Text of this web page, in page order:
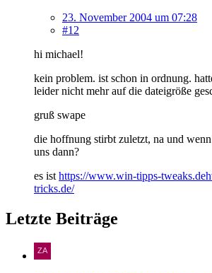
23. November 2004 um 07:28
#12
hi michael!
kein problem. ist schon in ordnung.
leider nicht mehr auf die dateigröße
gruß swape
die hoffnung stirbt zuletzt, na und
uns dann?
es ist https://www.win-tipps-tweaks.de
tricks.de/
Letzte Beiträge